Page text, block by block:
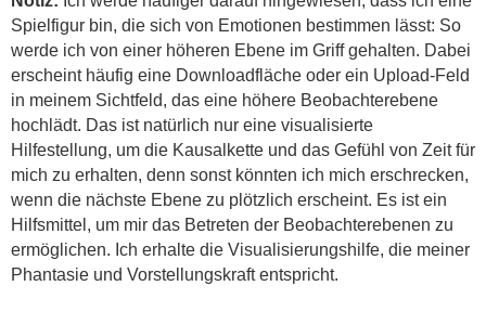
Spielfigur bin, die sich von Emotionen bestimmen lässt: So
werde ich von einer höheren Ebene im Griff gehalten. Dabei
erscheint häufig eine Downloadfläche oder ein Upload-Feld
in meinem Sichtfeld, das eine höhere Beobachterebene
hochlädt. Das ist natürlich nur eine visualisierte
Hilfestellung, um die Kausalkette und das Gefühl von Zeit für
mich zu erhalten, denn sonst könnten ich mich erschrecken,
wenn die nächste Ebene zu plötzlich erscheint. Es ist ein
Hilfsmittel, um mir das Betreten der Beobachterebenen zu
ermöglichen. Ich erhalte die Visualisierungshilfe, die meiner
Phantasie und Vorstellungskraft entspricht.